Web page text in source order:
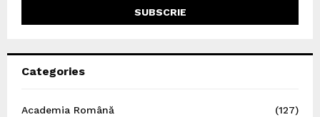
Categories
Academia Română
(127)